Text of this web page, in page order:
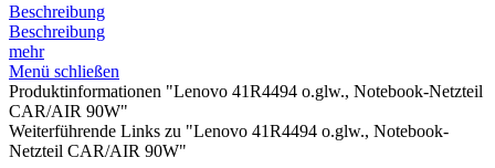
Beschreibung
Beschreibung
mehr
Menü schließen
Produktinformationen "Lenovo 41R4494 o.glw., Notebook-Netzteil
CAR/AIR 90W"
Weiterführende Links zu "Lenovo 41R4494 o.glw., Notebook-
Netzteil CAR/AIR 90W"